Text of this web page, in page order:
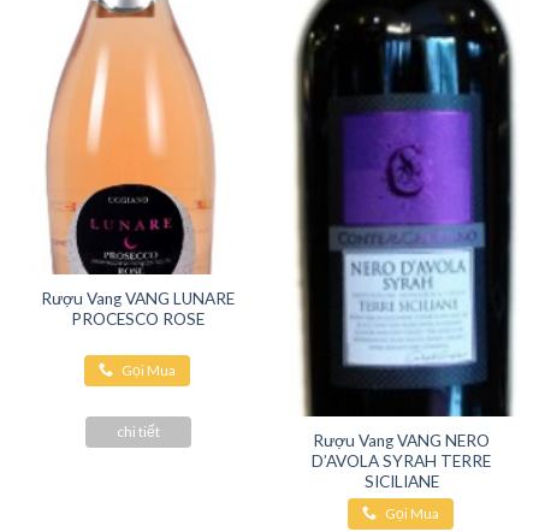
Rượu Vang VANG LUNARE
PROCESCO ROSE
Gọi Mua
chi tiết
Rượu Vang VANG NERO
D’AVOLA SYRAH TERRE
SICILIANE
Gọi Mua